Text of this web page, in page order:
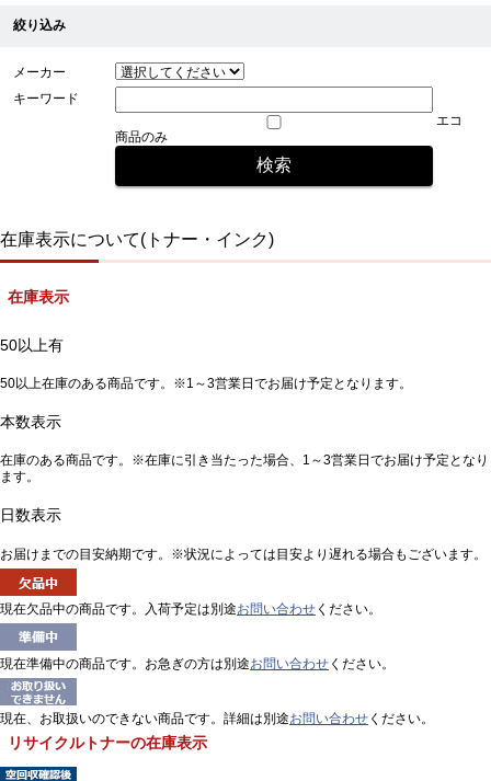
絞り込み
メーカー
キーワード
エコ
商品のみ
在庫表示について(トナー・インク)
在庫表示
50以上有
50以上在庫のある商品です。※1～3営業日でお届け予定となります。
本数表示
在庫のある商品です。※在庫に引き当たった場合、1～3営業日でお届け予定となり
ます。
日数表示
お届けまでの目安納期です。※状況によっては目安より遅れる場合もございます。
現在欠品中の商品です。入荷予定は別途お問い合わせ ください。
現在準備中の商品です。お急ぎの方は別途お問い合わせ ください。
現在、お取扱いのできない商品です。詳細は別途お問い合わせ ください。
リサイクルトナーの在庫表示